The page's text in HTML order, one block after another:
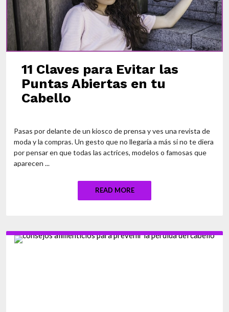
11 Claves para Evitar las
Puntas Abiertas en tu
Cabello
Pasas por delante de un kiosco de prensa y ves una revista de
moda y la compras. Un gesto que no llegaría a más si no te diera
por pensar en que todas las actrices, modelos o famosas que
aparecen ...
READ MORE